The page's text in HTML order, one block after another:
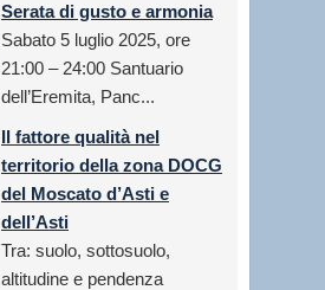
Serata di gusto e armonia
Sabato 5 luglio 2025, ore
21:00 – 24:00 Santuario
dell’Eremita, Panc...
Il fattore qualità nel
territorio della zona DOCG
del Moscato d’Asti e
dell’Asti
Tra: suolo, sottosuolo,
altitudine e pendenza